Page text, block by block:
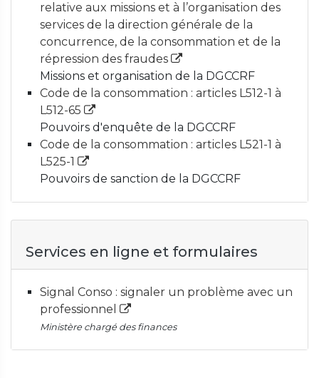
relative aux missions et à l’organisation des
services de la direction générale de la
concurrence, de la consommation et de la
répression des fraudes
Missions et organisation de la DGCCRF
Code de la consommation : articles L512-1 à
L512-65
Pouvoirs d'enquête de la DGCCRF
Code de la consommation : articles L521-1 à
L525-1
Pouvoirs de sanction de la DGCCRF
Services en ligne et formulaires
Signal Conso : signaler un problème avec un
professionnel
Ministère chargé des finances